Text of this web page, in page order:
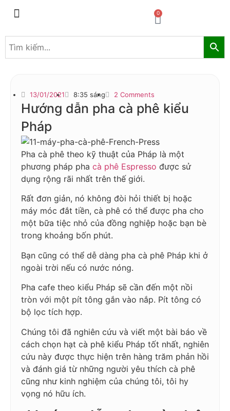
0
13/01/2021 8:35 sáng 2 Comments
Hướng dẫn pha cà phê kiểu
Pháp
Pha cà phê theo kỹ thuật của Pháp là một
phương pháp pha cà phê Espresso được sử
dụng rộng rãi nhất trên thế giới.
Rất đơn giản, nó không đòi hỏi thiết bị hoặc
máy móc đắt tiền, cà phê có thể được pha cho
một bữa tiệc nhỏ của đồng nghiệp hoặc bạn bè
trong khoảng bốn phút.
Bạn cũng có thể dễ dàng pha cà phê Pháp khi ở
ngoài trời nếu có nước nóng.
Pha cafe theo kiểu Pháp sẽ cần đến một nồi
tròn với một pít tông gắn vào nắp. Pít tông có
bộ lọc tích hợp.
Chúng tôi đã nghiên cứu và viết một bài báo về
cách chọn hạt cà phê kiểu Pháp tốt nhất, nghiên
cứu này được thực hiện trên hàng trăm phản hồi
và đánh giá từ những người yêu thích cà phê
cũng như kinh nghiệm của chúng tôi, tôi hy
vọng nó hữu ích.